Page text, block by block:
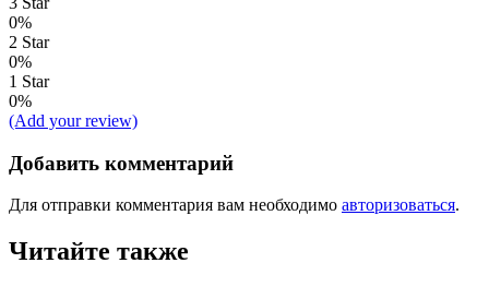
0%
2 Star
0%
1 Star
0%
(Add your review)
Добавить комментарий
Для отправки комментария вам необходимо авторизоваться.
Читайте также